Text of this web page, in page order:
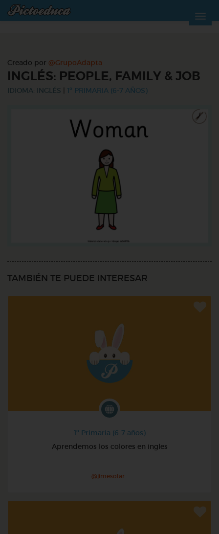
Creado por @GrupoAdapta
INGLÉS: PEOPLE, FAMILY & JOB
IDIOMA: INGLÉS 1º PRIMARIA (6-7 AÑOS)
TAMBIÉN TE PUEDE INTERESAR
1º Primaria (6-7 años)
Aprendemos los colores en ingles
@jimesolar_